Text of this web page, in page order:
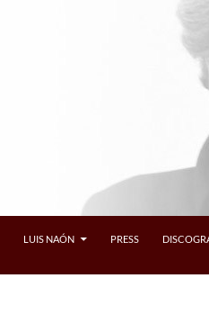
LUIS NAÓN PRESS